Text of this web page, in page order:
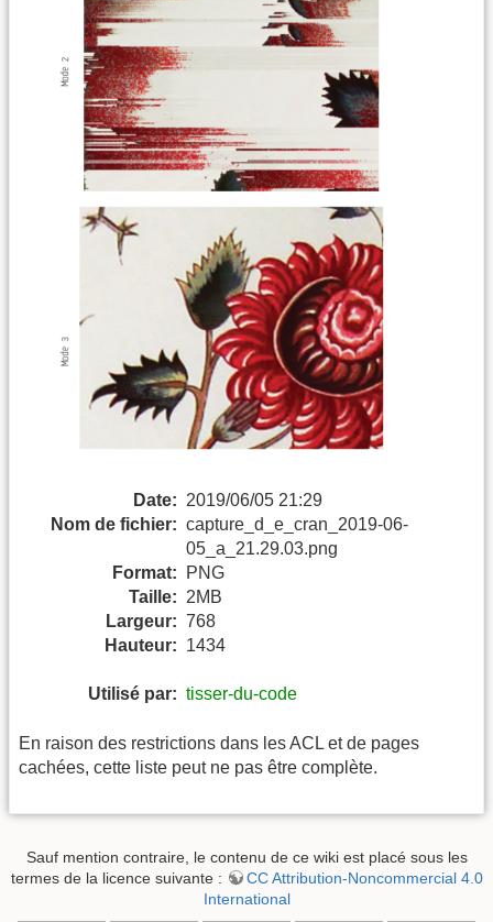
Date: 2019/06/05 21:29
Nom de fichier: capture_d_e_cran_2019-06-
05_a_21.29.03.png
Format:
PNG
Taille: 2MB
Largeur: 768
Hauteur: 1434
Utilisé par: tisser-du-code
En raison des restrictions dans les ACL et de pages
cachées, cette liste peut ne pas être complète.
Sauf mention contraire, le contenu de ce wiki est placé sous les
termes de la licence suivante :
CC Attribution-Noncommercial 4.0
International